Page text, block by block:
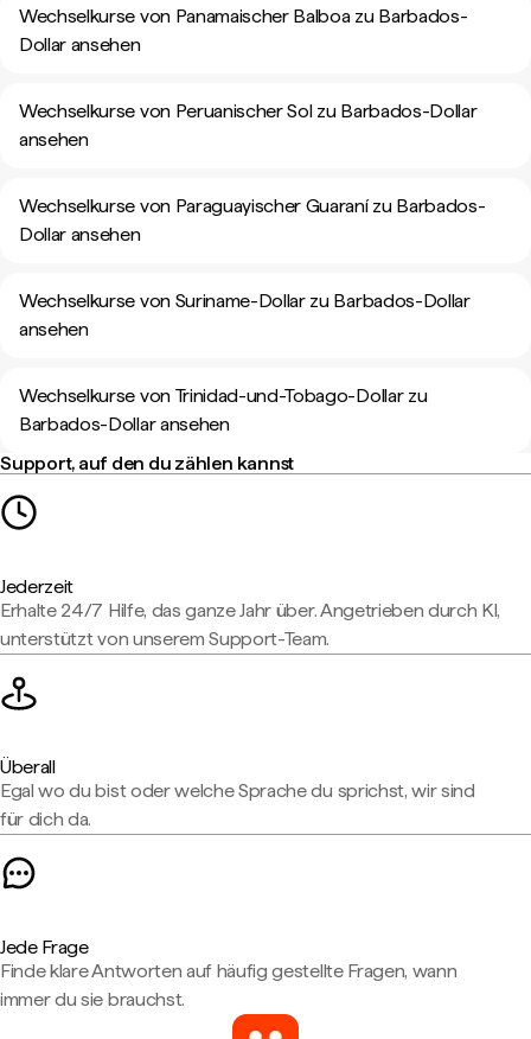
Wechselkurse von Panamaischer Balboa zu Barbados-
Dollar ansehen
Wechselkurse von Peruanischer Sol zu Barbados-Dollar
ansehen
Wechselkurse von Paraguayischer Guaraní zu Barbados-
Dollar ansehen
Wechselkurse von Suriname-Dollar zu Barbados-Dollar
ansehen
Wechselkurse von Trinidad-und-Tobago-Dollar zu
Barbados-Dollar ansehen
Support, auf den du zählen kannst
Jederzeit
Erhalte 24/7 Hilfe, das ganze Jahr über. Angetrieben durch KI,
unterstützt von unserem Support-Team.
Überall
Egal wo du bist oder welche Sprache du sprichst, wir sind
für dich da.
Jede Frage
Finde klare Antworten auf häufig gestellte Fragen, wann
immer du sie brauchst.